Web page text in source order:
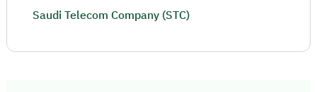
Saudi Telecom Company (STC)